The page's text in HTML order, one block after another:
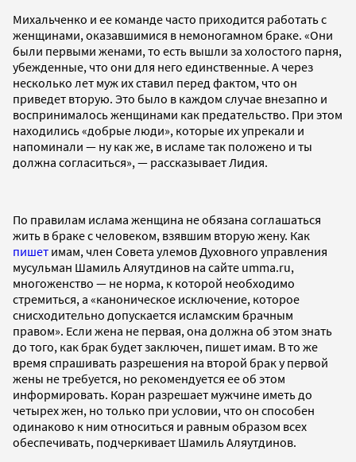
Михальченко и ее команде часто приходится работать с
женщинами, оказавшимися в немоногамном браке. «Они
были первыми женами, то есть вышли за холостого парня,
убежденные, что они для него единственные. А через
несколько лет муж их ставил перед фактом, что он
приведет вторую. Это было в каждом случае внезапно и
воспринималось женщинами как предательство. При этом
находились «добрые люди», которые их упрекали и
напоминали — ну как же, в исламе так положено и ты
должна согласиться», — рассказывает Лидия.
По правилам ислама женщина не обязана соглашаться
жить в браке с человеком, взявшим вторую жену. Как
пишет имам, член Совета улемов Духовного управления
мусульман Шамиль Аляутдинов на сайте umma.ru,
многоженство — не норма, к которой необходимо
стремиться, а «каноническое исключение, которое
снисходительно допускается исламским брачным
правом». Если жена не первая, она должна об этом знать
до того, как брак будет заключен, пишет имам. В то же
время спрашивать разрешения на второй брак у первой
жены не требуется, но рекомендуется ее об этом
информировать. Коран разрешает мужчине иметь до
четырех жен, но только при условии, что он способен
одинаково к ним относиться и равным образом всех
обеспечивать, подчеркивает Шамиль Аляутдинов.